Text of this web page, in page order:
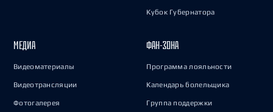
Кубок Губернатора
МЕДИА
Видеоматериалы
Видеотрансляции
Фотогалерея
ФАН-ЗОНА
Программа лояльности
Календарь болельщика
Группа поддержки